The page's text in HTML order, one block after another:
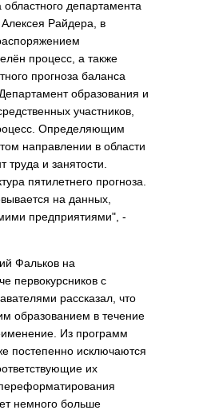
департамента
Райдера, в
процесс, а также
прогноза баланса
образования и
участников,
Определяющим
направлении в области
труда и занятости.
пятилетнего прогноза.
на данных,
предприятиями", -
Фальков на
первокурсников с
рассказал, что
образованием в течение
Из программ
постепенно исключаются
их
немного больше